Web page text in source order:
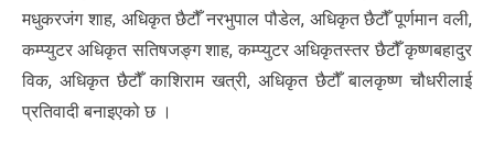
मधुकरजंग शाह, अधिकृत छैटौँ नरभुपाल पौडेल, अधिकृत छैटौँ पूर्णमान वली,
कम्प्युटर अधिकृत सतिषजङ्ग शाह, कम्प्युटर अधिकृतस्तर छैटौँ कृष्णबहादुर
विक, अधिकृत छैटौँ काशिराम खत्री, अधिकृत छैटौँ बालकृष्ण चौधरीलाई
प्रतिवादी बनाइएको छ ।